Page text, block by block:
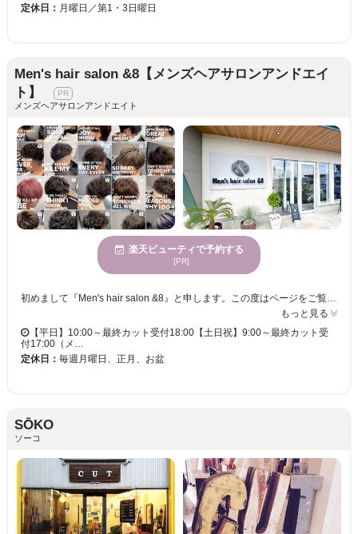
定休日： 月曜日／第1・3日曜日
Men's hair salon &8【メンズヘアサロンアンドエイ
ト】
メンズヘアサロンアンドエイト
楽天ビューティで予約する
[PR]
もっと見る
【平日】10:00～最終カット受付18:00【土日祝】9:00～最終カット受
付17:00（メ…
定休日： 毎週月曜日、正月、お盆
SŌKO
ソーコ